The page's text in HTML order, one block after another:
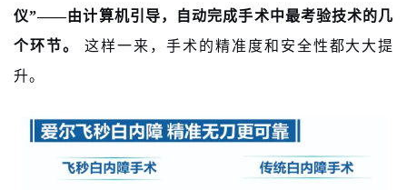
仪”——由计算机引导，自动完成手术中最考验技术的几
个环节。
这样一来，手术的精准度和安全性都大大提
升。